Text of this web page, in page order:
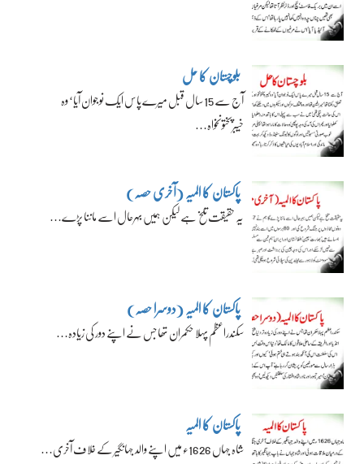
بلوچستان کا حل
آج سے 15 سال قبل میرے پاس ایک نوجوان آیا‘ وہ
خیبرپختونخواہ…
پاکستان کا المیہ (آخری حصہ)
یہ حقیقت تلخ ہے لیکن ہمیں بہرحال اسے ماننا پڑے…
پاکستان کا المیہ (دوسرا حصہ)
سکندراعظم پہلا حکمران تھا جس نے اپنے دور کی زیادہ…
پاکستان کا المیہ
شاہ جہاں 1626ء میں اپنے والد جہانگیر کے خلاف آخری…